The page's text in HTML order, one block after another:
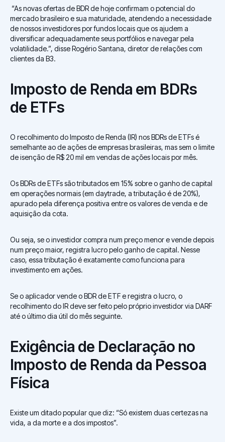
“As novas ofertas de BDR de hoje confirmam o potencial do
mercado brasileiro e sua maturidade, atendendo a necessidade
de nossos investidores por fundos locais que os ajudem a
diversificar adequadamente seus portfólios e navegar pela
volatilidade.”, disse Rogério Santana, diretor de relações com
clientes da B3.
Imposto de Renda em BDRs
de ETFs
O recolhimento do Imposto de Renda (IR) nos BDRs de ETFs é
semelhante ao de ações de empresas brasileiras, mas sem o limite
de isenção de R$ 20 mil em vendas de ações locais por mês.
Os BDRs de ETFs são tributados em 15% sobre o ganho de capital
em operações normais (em daytrade, a tributação é de 20%),
apurado pela diferença positiva entre os valores de venda e de
aquisição da cota.
Ou seja, se o investidor compra num preço menor e vende depois
num preço maior, registra lucro pelo ganho de capital. Nesse
caso, essa tributação é exatamente como funciona para
investimento em ações.
Se o aplicador vende o BDR de ETF e registra o lucro, o
recolhimento do IR deve ser feito pelo próprio investidor via DARF
até o último dia útil do mês seguinte.
Exigência de Declaração no
Imposto de Renda da Pessoa
Física
Existe um ditado popular que diz: “Só existem duas certezas na
vida, a da morte e a dos impostos”.